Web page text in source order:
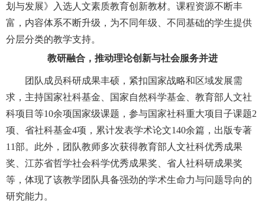
划与发展》入选人文素质教育创新教材。课程资源不断丰
富，内容体系不断升级，为不同年级、不同基础的学生提供
分层分类的教学支持。
教研融合，推动理论创新与社会服务并进
团队成员科研成果丰硕，紧扣国家战略和区域发展需
求，主持国家社科基金、国家自然科学基金、教育部人文社
科项目等10余项国家级课题，参与国家社科重大项目子课题2
项、省社科基金4项，累计发表学术论文140余篇，出版专著
11部。此外，团队教师多次获得教育部人文社科优秀成果
奖、江苏省哲学社会科学优秀成果奖、省人社科研成果奖
等，体现了该教学团队具备强劲的学术生命力与问题导向的
研究能力。